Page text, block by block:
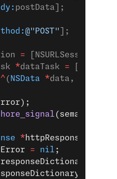
postData];
@"POST" ];
= [NSURLSession
*dataTask =
^ ( NSData *data,
(sema);
* httpResponse
= nil ;
responseDictionary